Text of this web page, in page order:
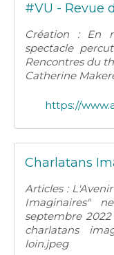
#VU - Revue
Création : En
spectacle
Rencontres du
Catherine
https://
Articles :
Imaginaires"
septembre
charlatans
loin.jpeg